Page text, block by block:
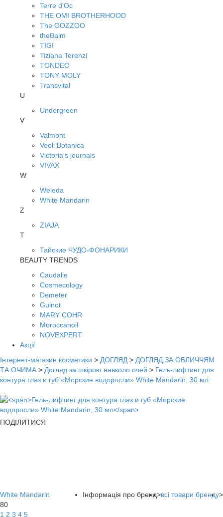
Terre d'Oc
THE OMI BROTHERHOOD
The OOZZOO
theBalm
TIGI
Tiziana Terenzi
TONDEO
TONY MOLY
Transvital
U
Undergreen
V
Valmont
Veoli Botanica
Victoria's journals
VIVAX
W
Weleda
White Mandarin
Z
ZIAJA
Т
Тайские ЧУДО-ФОНАРИКИ
BEAUTY TRENDS
Caudalie
Cosmecology
Demeter
Guinot
MARY COHR
Moroccanoil
NOVEXPERT
Акції
Інтернет-магазин косметики > ДОГЛЯД > ДОГЛЯД ЗА ОБЛИЧЧЯМ
ТА ОЧИМА > Догляд за шкірою навколо очей > Гель-лифтинг для
контура глаз и губ «Морские водоросли» White Mandarin, 30 мл
ПОДІЛИТИСЯ
Інформація про бренд>всі товари бренду>
White Mandarin
80
1 2 3 4 5